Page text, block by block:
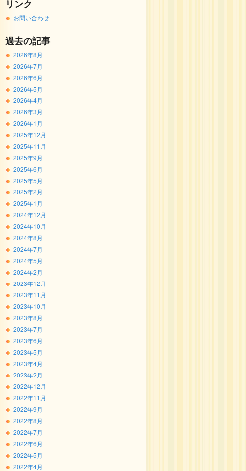
リンク
お問い合わせ
過去の記事
2026年8月
2026年7月
2026年6月
2026年5月
2026年4月
2026年3月
2026年1月
2025年12月
2025年11月
2025年9月
2025年6月
2025年5月
2025年2月
2025年1月
2024年12月
2024年10月
2024年8月
2024年7月
2024年5月
2024年2月
2023年12月
2023年11月
2023年10月
2023年8月
2023年7月
2023年6月
2023年5月
2023年4月
2023年2月
2022年12月
2022年11月
2022年9月
2022年8月
2022年7月
2022年6月
2022年5月
2022年4月